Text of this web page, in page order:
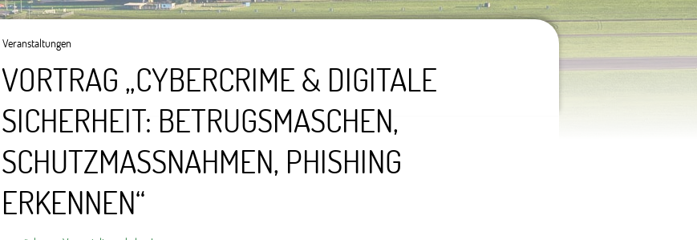
Veranstaltungen
VORTRAG „CYBERCRIME & DIGITALE
SICHERHEIT: BETRUGSMASCHEN,
SCHUTZMASSNAHMEN, PHISHING E
RKENNEN“